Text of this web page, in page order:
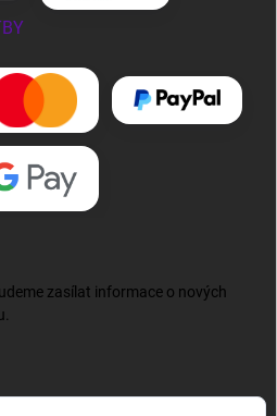
zasílat informace o nových